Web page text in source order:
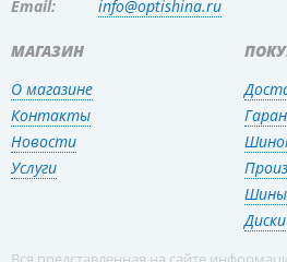
МАГАЗИН
О магазине
Контакты
Новости
Услуги
Шины
Диски
Email:
info@optishina.ru